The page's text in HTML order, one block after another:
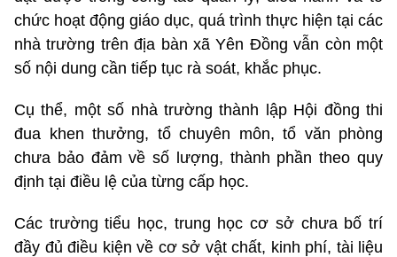
chức hoạt động giáo dục, quá trình thực hiện tại các
nhà trường trên địa bàn xã Yên Đồng vẫn còn một
số nội dung cần tiếp tục rà soát, khắc phục.
Cụ thể, một số nhà trường thành lập Hội đồng thi
đua khen thưởng, tổ chuyên môn, tổ văn phòng
chưa bảo đảm về số lượng, thành phần theo quy
định tại điều lệ của từng cấp học.
Các trường tiểu học, trung học cơ sở chưa bố trí
đầy đủ điều kiện về cơ sở vật chất, kinh phí, tài liệu